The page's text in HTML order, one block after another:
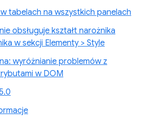
tabelach na wszystkich panelach
obsługuje kształt narożnika
w sekcji Elementy > Style
wyróżnianie problemów z
w DOM